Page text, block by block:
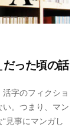
だった頃の話
字のフィクショ
い。つまり、マン
見事にマンガし